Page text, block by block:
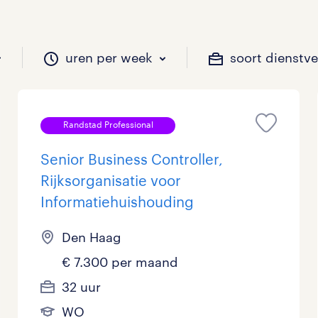
uren per week soort
je werken?
Beveiliging 12
Chauffeurs 532
Financieel 142
Industrieel / Productie
Geen 893
LBO, MAVO, VMBO
Master 0
WO 153
je werken?
9 - 16 uur 292
33 - 36 uur 316
zou jij willen?
Tijdelijk 967
Randstad Professional
Senior Business Controller,
Rijksorganisatie voor
Informatiehuishouding
Den Haag
€ 7.300 per maand
32 uur
WO